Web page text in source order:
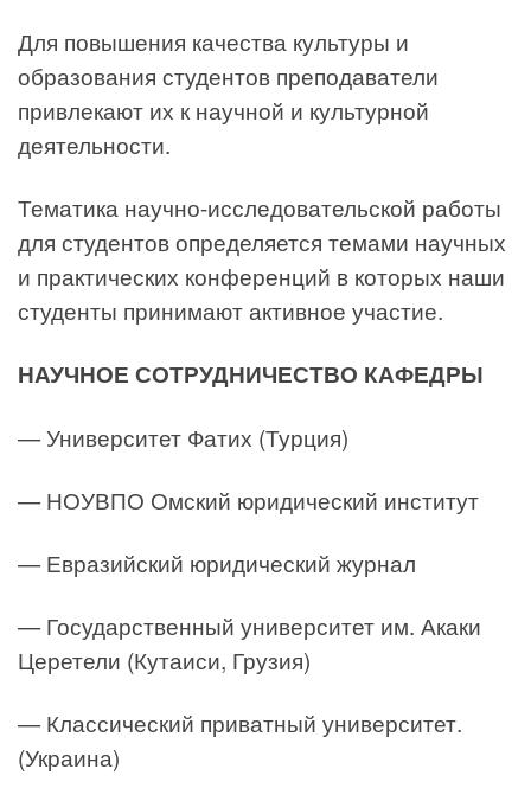
Для повышения качества культуры и
образования студентов преподаватели
привлекают их к научной и культурной
деятельности.
Тематика научно-исследовательской работы
для студентов определяется темами научных
и практических конференций в которых наши
студенты принимают активное участие.
НАУЧНОЕ СОТРУДНИЧЕСТВО КАФЕДРЫ
— Университет Фатих (Турция)
— НОУВПО Омский юридический институт
— Евразийский юридический журнал
— Государственный университет им. Акаки
Церетели (Кутаиси, Грузия)
— Классический приватный университет.
(Украина)